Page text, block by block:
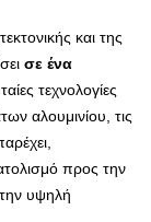
και της
σε ένα
τεχνολογίες
αλουμινίου, τις
προς την
υψηλή